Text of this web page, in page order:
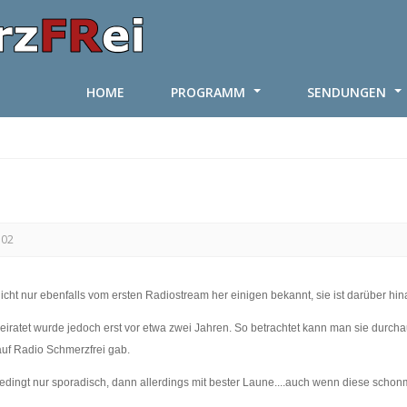
HOME PROGRAMM SENDUNGEN
nur ebenfalls vom ersten Radiostream her einigen bekannt, sie ist darüber
wurde jedoch erst vor etwa zwei Jahren. So betrachtet kann man sie
Radio Schmerzfrei gab.
nur sporadisch, dann allerdings mit bester Laune....auch wenn diese